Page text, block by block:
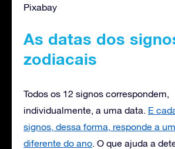
Pixabay
As datas dos
zodiacais
Todos os 12 signos correspondem,
individualmente, a uma data. E
signos, dessa forma, responde a
diferente do ano. O que ajuda a